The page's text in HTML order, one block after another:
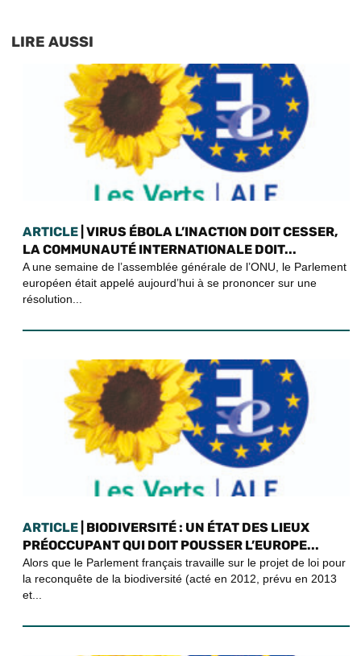
LIRE AUSSI
ARTICLE | VIRUS ÉBOLA L’INACTION DOIT CESSER,
LA COMMUNAUTÉ INTERNATIONALE DOIT...
A une semaine de l’assemblée générale de l’ONU, le Parlement
européen était appelé aujourd’hui à se prononcer sur une
résolution...
ARTICLE | BIODIVERSITÉ : UN ÉTAT DES LIEUX
PRÉOCCUPANT QUI DOIT POUSSER L’EUROPE...
Alors que le Parlement français travaille sur le projet de loi pour
la reconquête de la biodiversité (acté en 2012, prévu en 2013
et...